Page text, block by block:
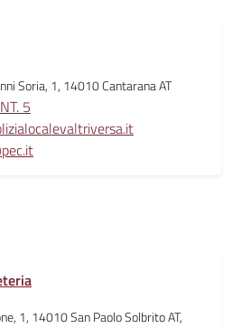
Soria, 1, 14010 Cantarana AT
5
1, 14010 San Paolo Solbrito AT,